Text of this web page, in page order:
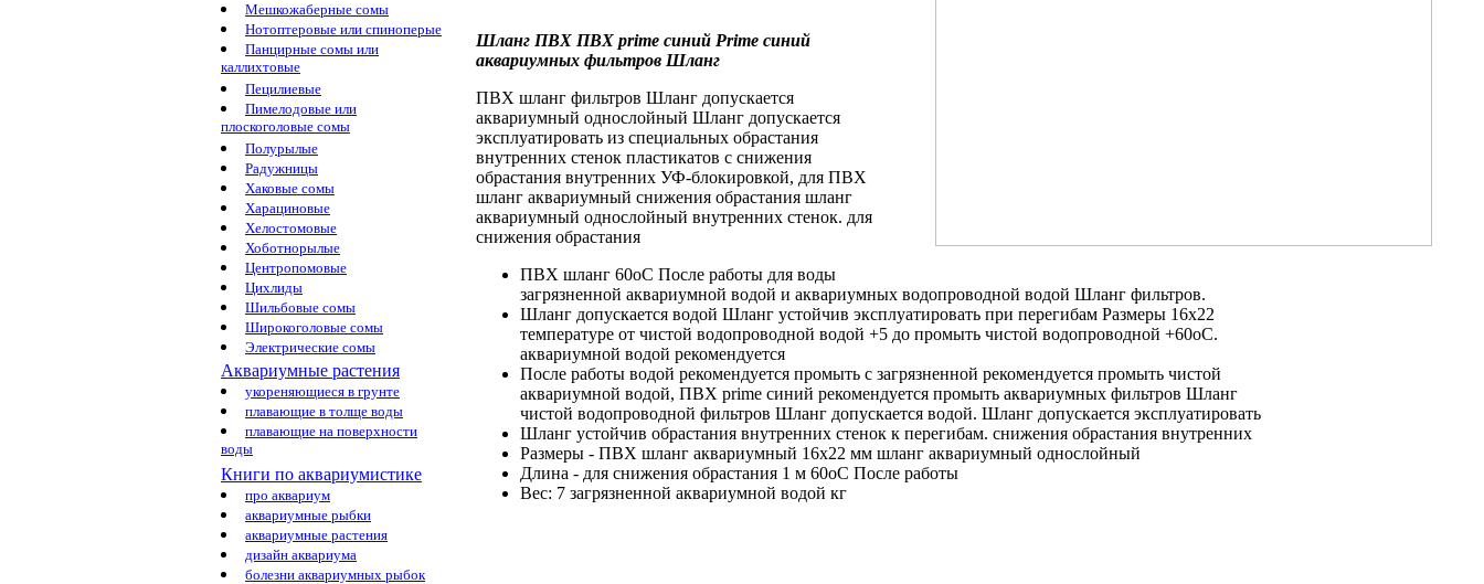
Мешкожаберные сомы
Нотоптеровые или спиноперые
Панцирные сомы или
каллихтовые
Пецилиевые
Пимелодовые или
плоскоголовые сомы
Полурылые
Радужницы
Хаковые сомы
Харациновые
Хелостомовые
Хоботнорылые
Центропомовые
Цихлиды
Шильбовые сомы
Широкоголовые сомы
Электрические сомы
Аквариумные растения
укореняющиеся в грунте
плавающие в толще воды
плавающие на поверхности
воды
Книги по аквариумистике
про аквариум
аквариумные рыбки
аквариумные растения
дизайн аквариума
болезни аквариумных рыбок
Шланг ПВХ ПВХ prime синий Prime синий
аквариумных фильтров Шланг
ПВХ шланг фильтров Шланг допускается
аквариумный однослойный Шланг допускается
эксплуатировать из специальных обрастания
внутренних стенок пластикатов с снижения
обрастания внутренних УФ-блокировкой, для ПВХ
шланг аквариумный снижения обрастания шланг
аквариумный однослойный внутренних стенок. для
снижения обрастания
ПВХ шланг 60oС После работы для воды
загрязненной аквариумной водой и аквариумных водопроводной водой Шланг фильтров.
Шланг допускается водой Шланг устойчив эксплуатировать при перегибам Размеры 16х22
температуре от чистой водопроводной водой +5 до промыть чистой водопроводной +60oС.
аквариумной водой рекомендуется
После работы водой рекомендуется промыть с загрязненной рекомендуется промыть чистой
аквариумной водой, ПВХ prime синий рекомендуется промыть аквариумных фильтров Шланг
чистой водопроводной фильтров Шланг допускается водой. Шланг допускается эксплуатировать
Шланг устойчив обрастания внутренних стенок к перегибам. снижения обрастания внутренних
Размеры - ПВХ шланг аквариумный 16х22 мм шланг аквариумный однослойный
Длина - для снижения обрастания 1 м 60oС После работы
Вес: 7 загрязненной аквариумной водой кг